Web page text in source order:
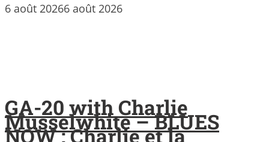
6 août 20266 août 2026
GA-20 with Charlie
Musselwhite – BLUES
NOW : Charlie et la